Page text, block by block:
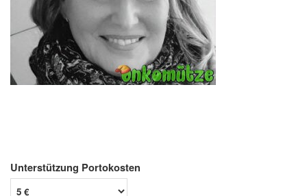
Unterstützung Portokosten